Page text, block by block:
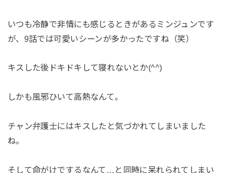
いつも冷静で非情にも感じるときがあるミンジュンです
が、9話では可愛いシーンが多かったですね（笑）
キスした後ドキドキして寝れないとか(^^)
しかも風邪ひいて高熱なんて。
チャン弁護士にはキスしたと気づかれてしまいました
ね。
そして命がけでするなんて…と同時に呆れられてしまい